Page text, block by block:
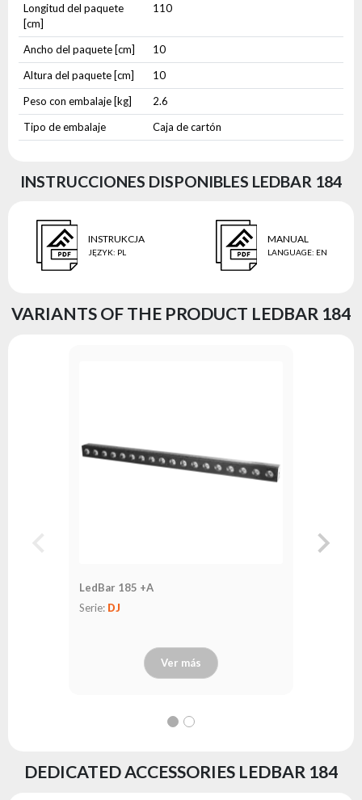
Longitud del paquete
[cm]
110
Ancho del paquete [cm]
10
Altura del paquete [cm]
10
Peso con embalaje [kg]
2.6
Tipo de embalaje
Caja de cartón
INSTRUCCIONES DISPONIBLES LEDBAR 184
INSTRUKCJA
JĘZYK: PL
MANUAL
LANGUAGE: EN
VARIANTS OF THE PRODUCT LEDBAR 184
LedBar 185 +A
Serie: DJ
Ver más
DEDICATED ACCESSORIES LEDBAR 184